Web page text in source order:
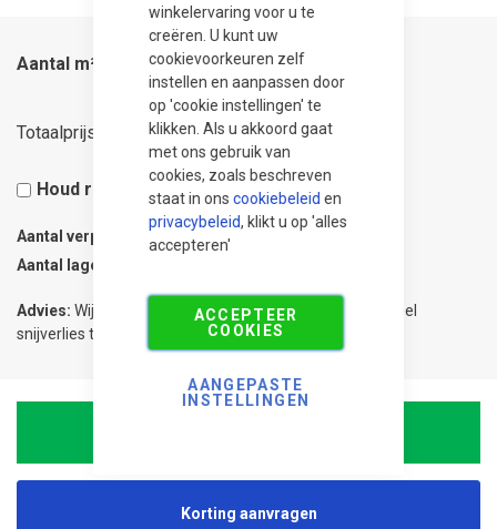
winkelervaring voor u te
creëren. U kunt uw
cookievoorkeuren zelf
instellen en aanpassen door
op 'cookie instellingen' te
klikken. Als u akkoord gaat
met ons gebruik van
cookies, zoals beschreven
staat in ons cookiebeleid en
privacybeleid, klikt u op 'alles
accepteren'
ACCEPTEER
COOKIES
AANGEPASTE
INSTELLINGEN
Aantal m²
Totaalprijs 20,84
Houd rekening met 5% snijverlies
Aantal verpakkingen
0.07
Aantal lagen
Advies: Wij adviseren 5% meer te bestellen om eventueel
snijverlies te compenseren.
Korting aanvragen